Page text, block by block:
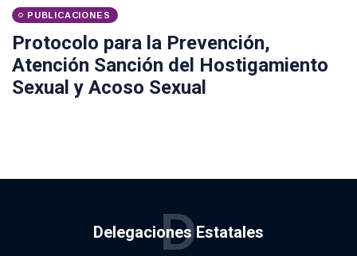
PUBLICACIONES
Protocolo para la Prevención,
Atención Sanción del Hostigamiento
Sexual y Acoso Sexual
Delegaciones Estatales
D